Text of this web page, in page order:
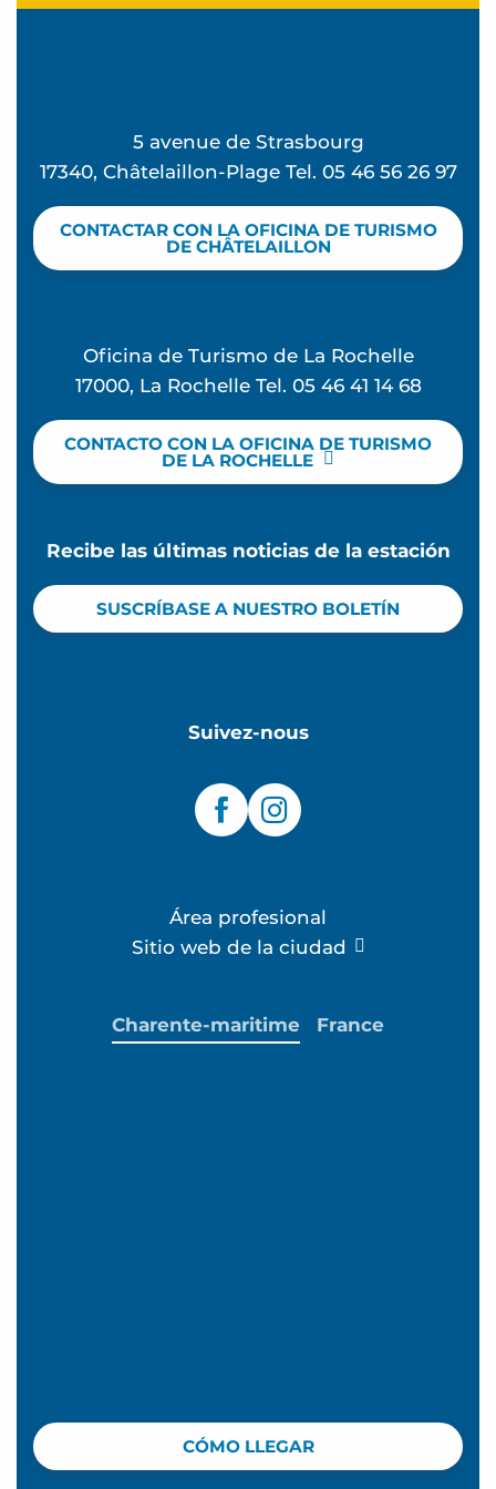
5 avenue de Strasbourg
17340, Châtelaillon-Plage Tel. 05 46 56 26 97
CONTACTAR CON LA OFICINA DE TURISMO
DE CHÂTELAILLON
Oficina de Turismo de La Rochelle
17000, La Rochelle Tel. 05 46 41 14 68
CONTACTO CON LA OFICINA DE TURISMO
DE LA ROCHELLE
Recibe las últimas noticias de la estación
SUSCRÍBASE A NUESTRO BOLETÍN
Suivez-nous
Área profesional
Sitio web de la ciudad
CÓMO LLEGAR
Charente-maritime France